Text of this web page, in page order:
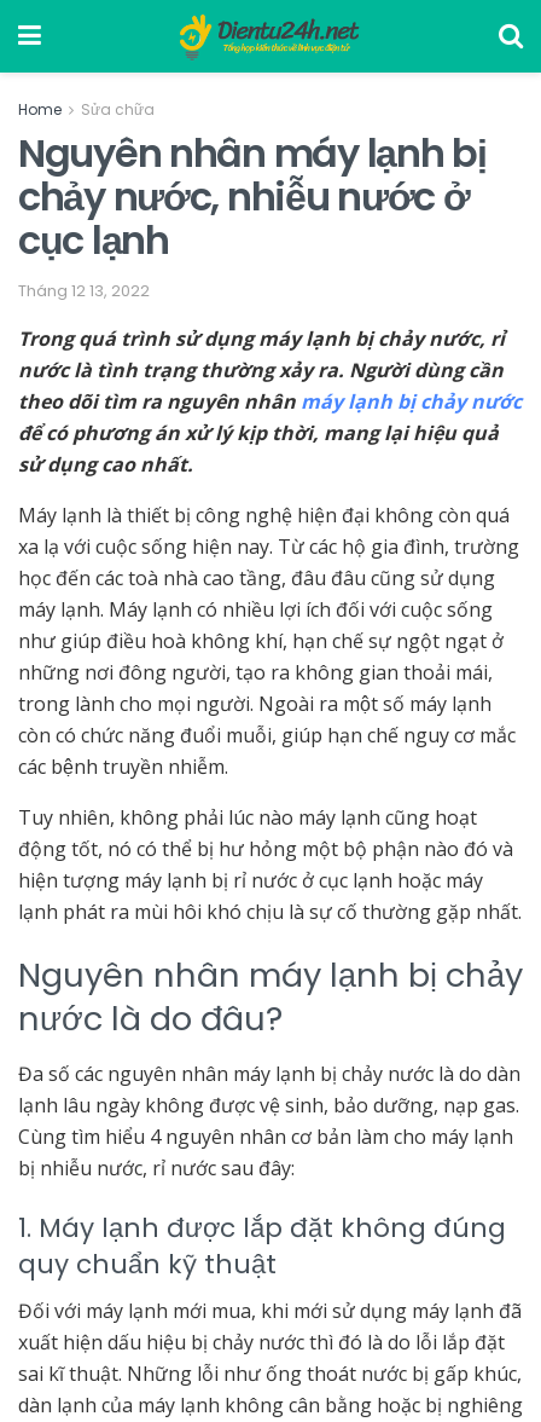
Home Sửa chữa
Nguyên nhân máy lạnh bị
chảy nước, nhiễu nước ở
cục lạnh
Tháng 12 13, 2022
Trong quá trình sử dụng máy lạnh bị chảy nước, rỉ
nước là tình trạng thường xảy ra. Người dùng cần
theo dõi tìm ra nguyên nhân máy lạnh bị chảy nước
để có phương án xử lý kịp thời, mang lại hiệu quả
sử dụng cao nhất.
Máy lạnh là thiết bị công nghệ hiện đại không còn quá
xa lạ với cuộc sống hiện nay. Từ các hộ gia đình, trường
học đến các toà nhà cao tầng, đâu đâu cũng sử dụng
máy lạnh. Máy lạnh có nhiều lợi ích đối với cuộc sống
như giúp điều hoà không khí, hạn chế sự ngột ngạt ở
những nơi đông người, tạo ra không gian thoải mái,
trong lành cho mọi người. Ngoài ra một số máy lạnh
còn có chức năng đuổi muỗi, giúp hạn chế nguy cơ mắc
các bệnh truyền nhiễm.
Tuy nhiên, không phải lúc nào máy lạnh cũng hoạt
động tốt, nó có thể bị hư hỏng một bộ phận nào đó và
hiện tượng máy lạnh bị rỉ nước ở cục lạnh hoặc máy
lạnh phát ra mùi hôi khó chịu là sự cố thường gặp nhất.
Nguyên nhân máy lạnh bị chảy
nước là do đâu?
Đa số các nguyên nhân máy lạnh bị chảy nước là do dàn
lạnh lâu ngày không được vệ sinh, bảo dưỡng, nạp gas.
Cùng tìm hiểu 4 nguyên nhân cơ bản làm cho máy lạnh
bị nhiễu nước, rỉ nước sau đây:
1. Máy lạnh được lắp đặt không đúng
quy chuẩn kỹ thuật
Đối với máy lạnh mới mua, khi mới sử dụng máy lạnh đã
xuất hiện dấu hiệu bị chảy nước thì đó là do lỗi lắp đặt
sai kĩ thuật. Những lỗi như ống thoát nước bị gấp khúc,
dàn lạnh của máy lạnh không cân bằng hoặc bị nghiêng